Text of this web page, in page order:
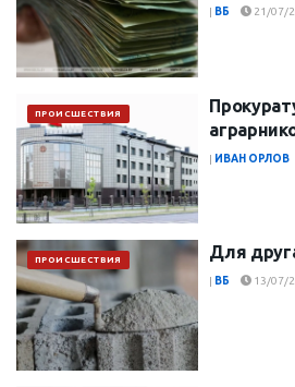
| ВБ 21/07/
ПРОИСШЕСТВИЯ
| ИВАН ОРЛОВ
ПРОИСШЕСТВИЯ Для
| ВБ 13/07/